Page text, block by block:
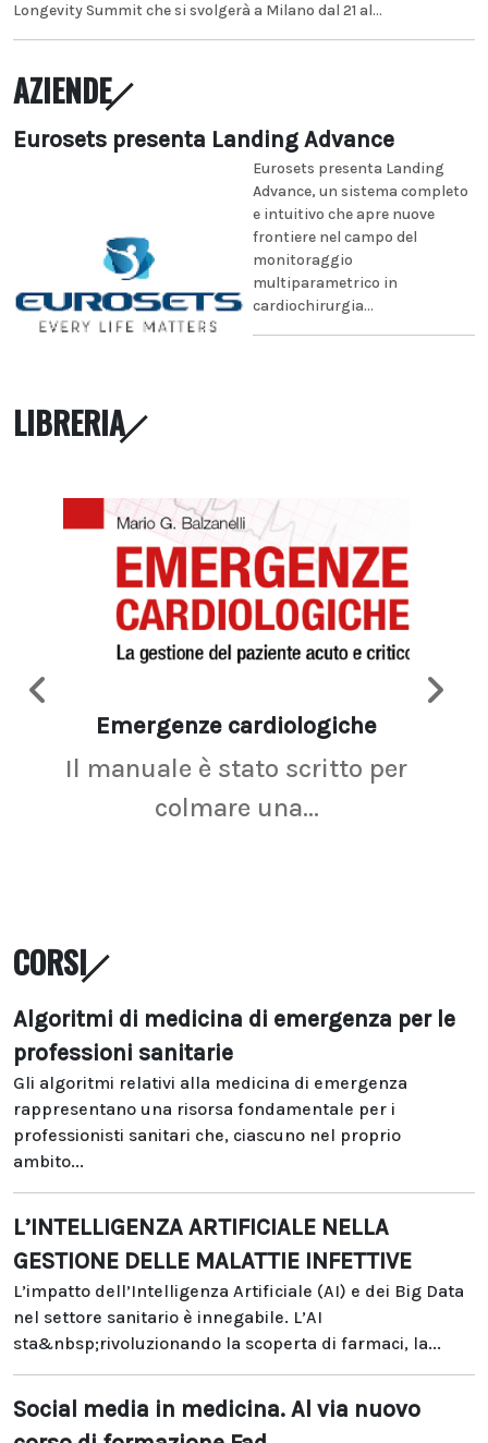
Longevity Summit che si svolgerà a Milano dal 21 al...
AZIENDE
Eurosets presenta Landing Advance
Eurosets presenta Landing
Advance, un sistema completo
e intuitivo che apre nuove
frontiere nel campo del
monitoraggio
multiparametrico in
cardiochirurgia...
LIBRERIA
Emergenze cardiologiche
Il manuale è stato scritto per
colmare una...
CORSI
Algoritmi di medicina di emergenza per le
professioni sanitarie
Gli algoritmi relativi alla medicina di emergenza
rappresentano una risorsa fondamentale per i
professionisti sanitari che, ciascuno nel proprio
ambito...
L’INTELLIGENZA ARTIFICIALE NELLA
GESTIONE DELLE MALATTIE INFETTIVE
L’impatto dell’Intelligenza Artificiale (AI) e dei Big Data
nel settore sanitario è innegabile. L’AI
sta&nbsp;rivoluzionando la scoperta di farmaci, la...
Social media in medicina. Al via nuovo